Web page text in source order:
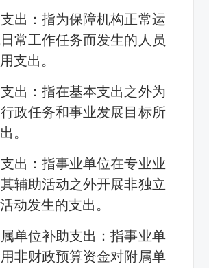
出：指为保障机构正常运
常工作任务而发生的人员
支出。
出：指在基本支出之外为
政任务和事业发展目标所
。
出：指事业单位在专业业
辅助活动之外开展非独立
动发生的支出。
单位补助支出：指事业单
非财政预算资金对附属单